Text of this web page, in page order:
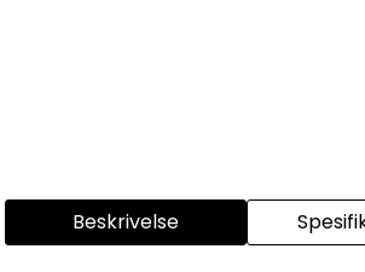
Beskrivelse